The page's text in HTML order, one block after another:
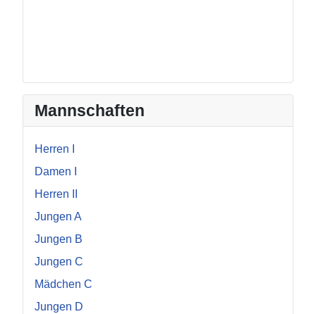
Mannschaften
Herren I
Damen I
Herren II
Jungen A
Jungen B
Jungen C
Mädchen C
Jungen D